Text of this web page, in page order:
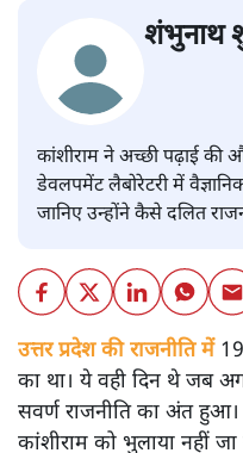
शंभुनाथ
कांशीराम ने अच्छी पढ़ाई की